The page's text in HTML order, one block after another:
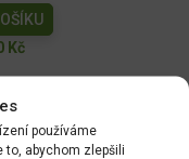
používáme
to, abychom zlepšili
Kč